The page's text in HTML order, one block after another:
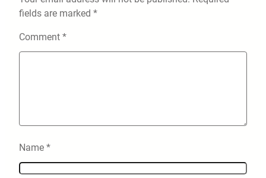
fields are marked *
Comment *
Name *